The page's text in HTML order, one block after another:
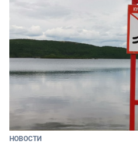
НОВОСТИ